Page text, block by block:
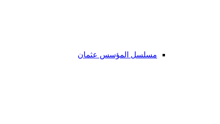
مسلسل المؤسس عثمان